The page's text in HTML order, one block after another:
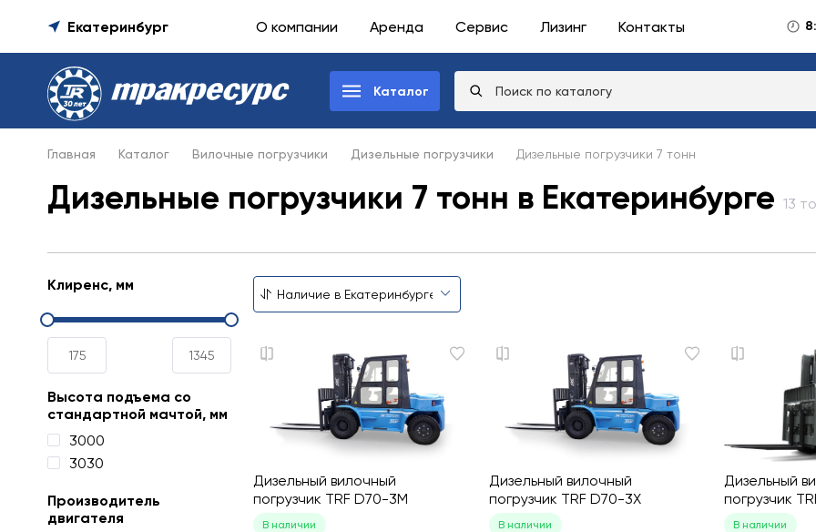
Екатеринбург О компании Аренда Сервис Лизинг Контакты
Каталог
Главная Каталог Вилочные погрузчики Дизельные погрузчики Дизельные погрузчики 7 тонн
Дизельные погрузчики 7 тонн в Екатеринбурге 13
Клиренс, мм
Высота подъема со
стандартной мачтой, мм
3000
3030
Производитель
двигателя
Дизельный вилочный
погрузчик TRF D70-3M
В наличии
Дизельный вилочный
погрузчик TRF D70-3X
В наличии
Дизельный
погрузчик
В наличии